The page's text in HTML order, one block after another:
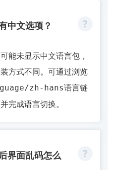
中文选项？
能未显示中文语言包，
方式不同。可通过浏览
zh-hans语言链
完成语言切换。
界面乱码怎么